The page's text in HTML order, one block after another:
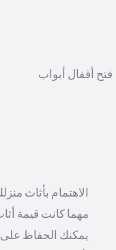
الاهتمام بأثاث
مهما كانت قيمة
يمكنك الحفاظ